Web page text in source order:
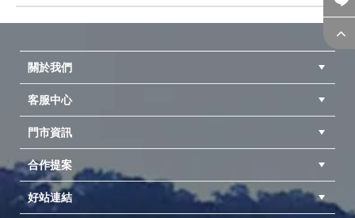
prev
next
關於我們
客服中心
門市資訊
合作提案
異業合作
專案採購
成為供應商
好站連結